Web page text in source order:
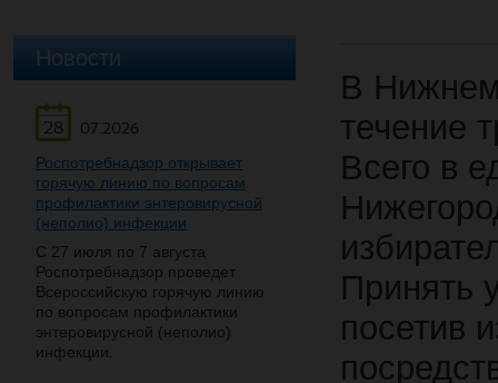
Новости
28
07.2026
Роспотребнадзор открывает
горячую линию по вопросам
профилактики энтеровирусной
(неполио) инфекции
С 27 июля по 7 августа
Роспотребнадзор проведет
Всероссийскую горячую линию
по вопросам профилактики
энтеровирусной (неполио)
инфекции.
В Нижнем
течение
Всего в
Принять
посетив